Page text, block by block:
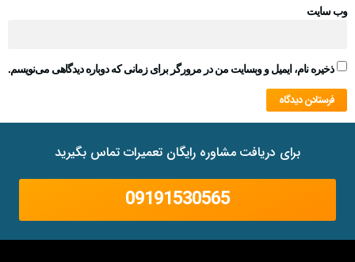
وب‌ سایت
ذخیره نام، ایمیل و وبسایت من در مرورگر برای زمانی که دوباره دیدگاهی می‌نویسم.
برای دریافت مشاوره رایگان تعمیرات تماس بگیرید
09191530565